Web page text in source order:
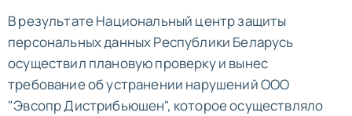
В результате Национальный центр защиты
персональных данных Республики Беларусь
осуществил плановую проверку и вынес
требование об устранении нарушений ООО
"Эвсопр Дистрибьюшен", которое осуществляло